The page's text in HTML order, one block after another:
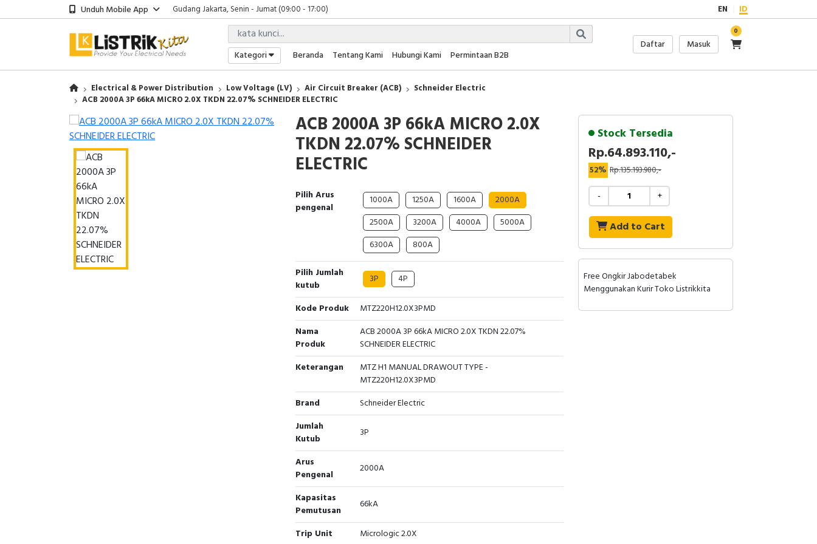
Unduh Mobile App
Gudang Jakarta, Senin - Jumat (09:00 - 17:00)
Showroom Bali, Senin - Jumat (09:00 - 17:00)
Kantor Jakarta, Senin - Jumat (08:00 - 17:00)
Gudang Jakarta, Senin - Jumat (09:00 - 17:00)
Showroom Bali, Senin - Jumat (09:00 - 17:00)
EN ID
Kategori Beranda Tentang Kami Hubungi Kami Permintaan B2B
Daftar Masuk
0
Electrical & Power Distribution Low Voltage (LV) Air Circuit Breaker (ACB)
Schneider Electric
ACB 2000A 3P 66kA MICRO 2.0X TKDN 22.07% SCHNEIDER ELECTRIC
ACB 2000A 3P 66kA MICRO 2.0X
TKDN 22.07% SCHNEIDER
ELECTRIC
Pilih Arus
pengenal
1000A 1250A 1600A
2000A
2500A
3200A 4000A
5000A
6300A
800A
Pilih Jumlah
kutub
3P 4P
Kode Produk
MTZ220H12.0X3PMD
Nama
Produk
ACB 2000A 3P 66kA MICRO 2.0X TKDN 22.07%
SCHNEIDER ELECTRIC
Keterangan
MTZ H1 MANUAL DRAWOUT TYPE -
MTZ220H12.0X3PMD
Brand
Schneider Electric
Jumlah
Kutub
3P
Arus
Pengenal
2000A
Kapasitas
Pemutusan
66kA
Trip Unit
Micrologic 2.0X
Stock Tersedia
Rp.64.893.110,-
52% Rp.135.193.980,-
- +
Add to Cart
Free Ongkir Jabodetabek
Menggunakan Kurir Toko Listrikkita